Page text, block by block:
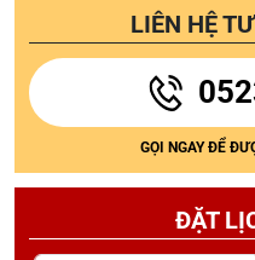
LIÊN HỆ
GỌI NGAY ĐỂ
ĐẶT